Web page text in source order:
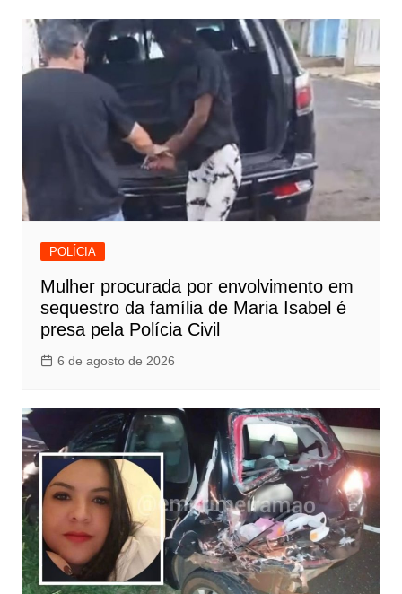
POLÍCIA
Mulher procurada por envolvimento em
sequestro da família de Maria Isabel é
presa pela Polícia Civil
6 de agosto de 2026